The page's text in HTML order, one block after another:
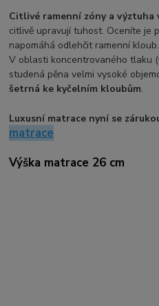
Citlivé ramenní zóny a výztuha
citlivě upravují tuhost. Oceníte je
napomáhá odlehčit ramenní kloub.
V oblasti koncentrovaného tlaku
studená pěna velmi vysoké
šetrná ke kyčelním kloubům.
Luxusní matrace nyní se
matrace
Výška matrace 26 cm